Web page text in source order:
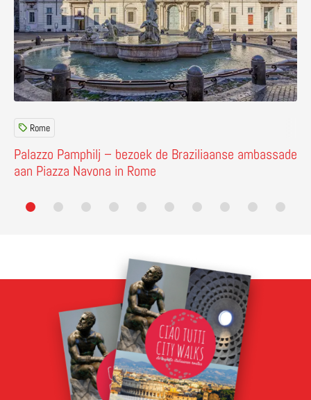
Palazzo Pamphilj – bezoek de Braziliaanse ambassade
aan Piazza Navona in Rome
Rome